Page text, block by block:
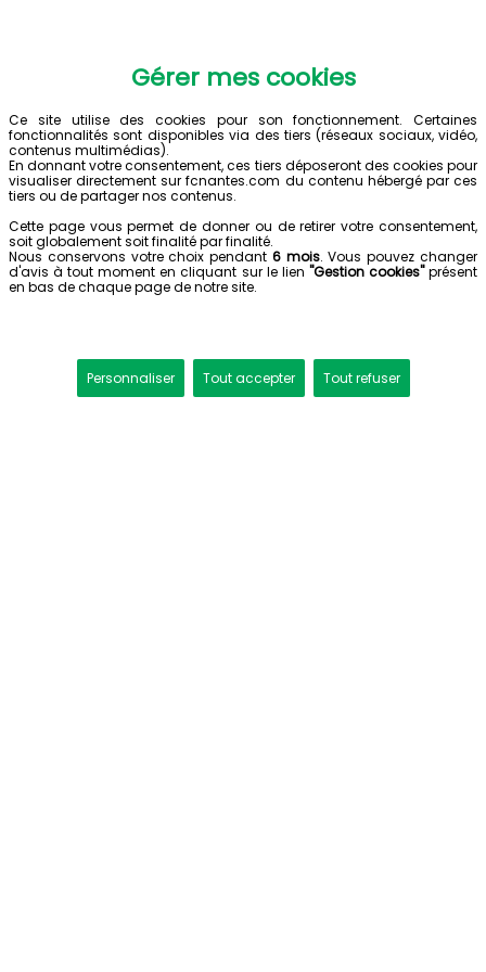
Gérer mes cookies
Ce site utilise des cookies pour son fonctionnement. Certaines
fonctionnalités sont disponibles via des tiers (réseaux sociaux, vidéo,
contenus multimédias).
En donnant votre consentement, ces tiers déposeront des cookies pour
visualiser directement sur fcnantes.com du contenu hébergé par ces
tiers ou de partager nos contenus.
Cette page vous permet de donner ou de retirer votre consentement,
soit globalement soit finalité par finalité.
Nous conservons votre choix pendant 6 mois. Vous pouvez changer
d'avis à tout moment en cliquant sur le lien "Gestion cookies"présent
en bas de chaque page de notre site.
Personnaliser Tout accepter Tout refuser